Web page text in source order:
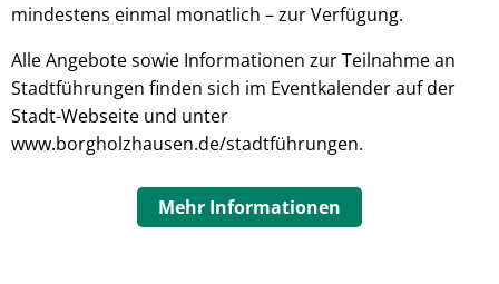
mindestens einmal monatlich – zur Verfügung.
Alle Angebote sowie Informationen zur Teilnahme an
Stadtführungen finden sich im Eventkalender auf der
Stadt-Webseite und unter
www.borgholzhausen.de/stadtführungen.
Mehr Informationen